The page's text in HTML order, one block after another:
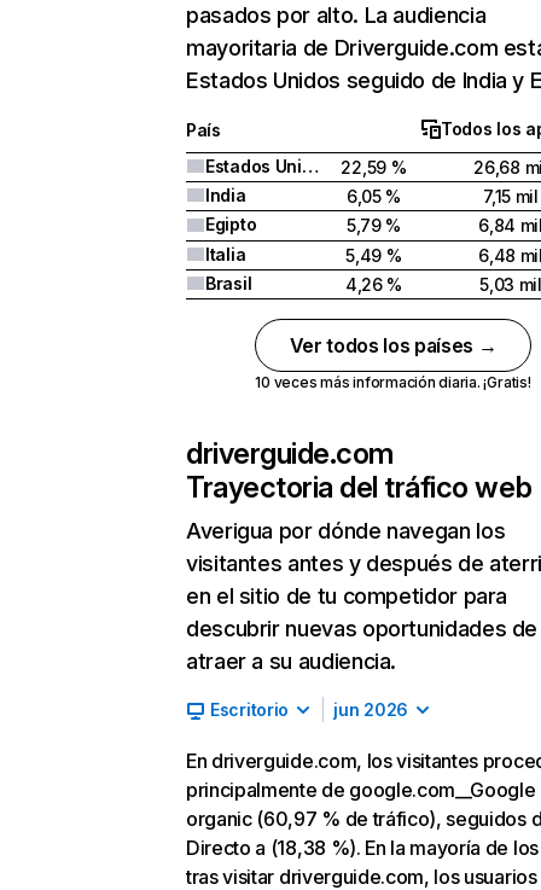
pasados por alto. La audiencia
mayoritaria de Driverguide.com
Estados Unidos seguido de India y
País
Todos los
Estados Unidos
22,59 %
26,68
India
6,05 %
7,15 mil
Egipto
5,79 %
6,84
Italia
5,49 %
6,48
Brasil
4,26 % 5,03 mil
Ver todos los países →
10 veces más información diaria. ¡Gratis!
driverguide.com
Trayectoria del tráfico web
Averigua por dónde navegan los
visitantes antes y después de
en el sitio de tu competidor para
descubrir nuevas oportunidades de
atraer a su audiencia.
Escritorio jun 2026
En driverguide.com, los visitantes
principalmente de google.com__Google
organic (60,97 % de tráfico), seguidos
Directo a (18,38 %). En la mayoría de
tras visitar driverguide.com, los usuarios